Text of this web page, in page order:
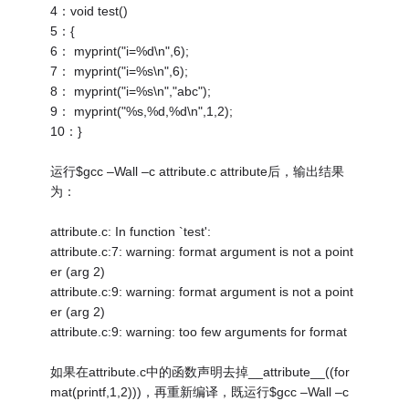
4：void test()
5：{
6： myprint("i=%d\n",6);
7： myprint("i=%s\n",6);
8： myprint("i=%s\n","abc");
9： myprint("%s,%d,%d\n",1,2);
10：}
运行$gcc –Wall –c attribute.c attribute后，输出结果
为：
attribute.c: In function `test':
attribute.c:7: warning: format argument is not a point
er (arg 2)
attribute.c:9: warning: format argument is not a point
er (arg 2)
attribute.c:9: warning: too few arguments for format
如果在attribute.c中的函数声明去掉__attribute__((for
mat(printf,1,2)))，再重新编译，既运行$gcc –Wall –c